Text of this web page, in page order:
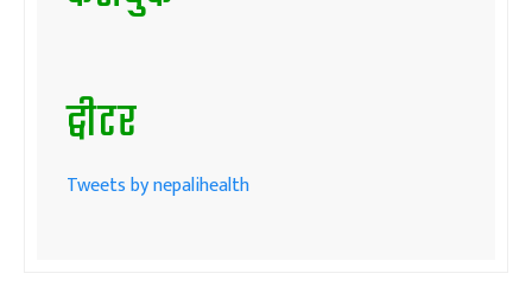
ट्वीटर
Tweets by nepalihealth